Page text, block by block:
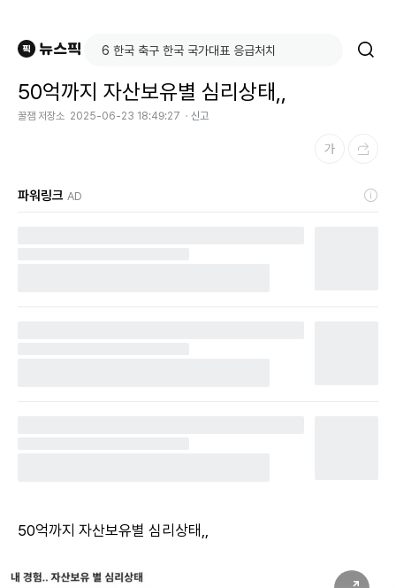
50억까지 자산보유별 심리상태,,
꿀잼 저장소 2025-06-23 18:49:27 신고
파워링크 AD
50억까지 자산보유별 심리상태,,